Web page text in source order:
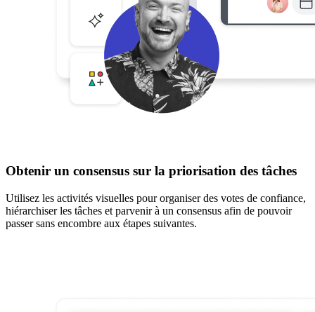
Obtenir un consensus sur la priorisation des tâches
Utilisez les activités visuelles pour organiser des votes de confiance,
hiérarchiser les tâches et parvenir à un consensus afin de pouvoir
passer sans encombre aux étapes suivantes.